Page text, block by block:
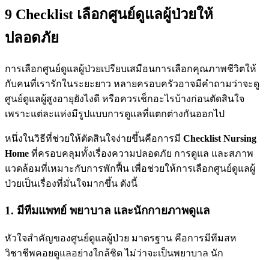
9 Checklist เลือกศูนย์ดูแลผู้ป่วยให้
ปลอดภัย
การเลือกศูนย์ดูแลผู้ป่วยเปรียบเสมือนการเลือกคุณภาพชีวิตให้
กับคนที่เรารักในระยะยาว หลายครอบครัวอาจมีคำถามว่าจะดู
ศูนย์ดูแลผู้สูงอายุยังไงดี หรือควรเช็กอะไรบ้างก่อนตัดสินใจ
เพราะแต่ละแห่งมีรูปแบบการดูแลที่แตกต่างกันออกไป
หนึ่งในวิธีที่ช่วยให้ตัดสินใจง่ายขึ้นคือการมี Checklist Nursing
Home ที่ครอบคลุมทั้งเรื่องความปลอดภัย การดูแล และสภาพ
แวดล้อมที่เหมาะกับการพักฟื้น เพื่อช่วยให้การเลือกศูนย์ดูแลผู้
ป่วยเป็นเรื่องที่มั่นใจมากขึ้น ดังนี้
1. มีทีมแพทย์ พยาบาล และนักกายภาพดูแล
หัวใจสำคัญของศูนย์ดูแลผู้ป่วย มาตรฐาน คือการมีทีมสห
วิชาชีพคอยดูแลอย่างใกล้ชิด ไม่ว่าจะเป็นพยาบาล นัก